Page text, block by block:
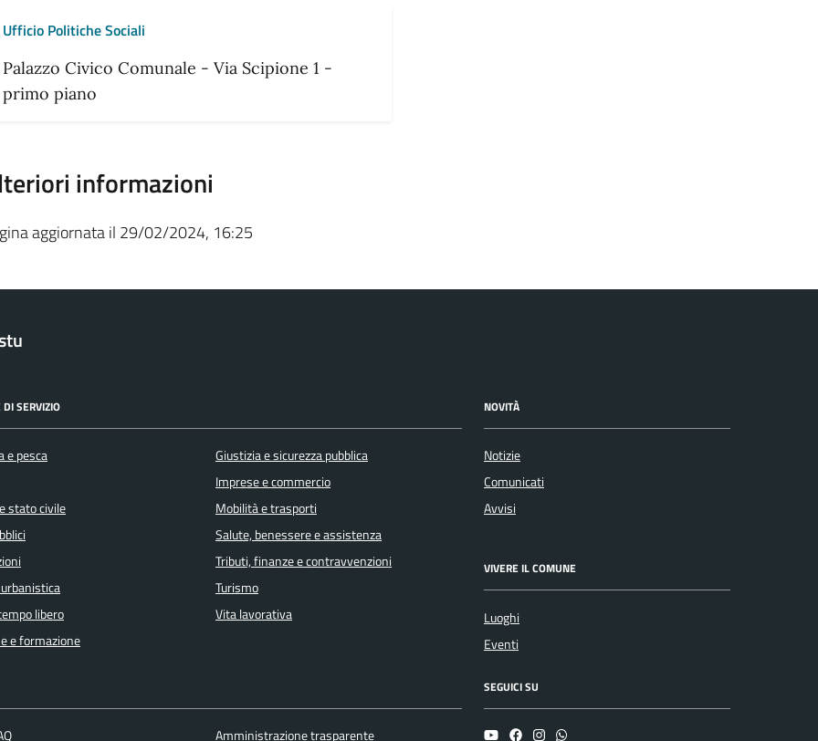
Ufficio Politiche Sociali
Palazzo Civico Comunale - Via Scipione 1 -
primo piano
informazioni
aggiornata il 29/02/2024, 16:25
DI SERVIZIO
e pesca
stato civile
libero
e formazione
Giustizia e sicurezza pubblica
Imprese e commercio
Mobilità e trasporti
Salute, benessere e assistenza
Tributi, finanze e contravvenzioni
Turismo
Vita lavorativa
NOVITÀ
Notizie
Comunicati
Avvisi
VIVERE IL COMUNE
Luoghi
Eventi
Amministrazione trasparente
SEGUICI SU
YouTubeFacebookInstagramWhatsapp